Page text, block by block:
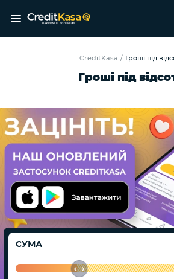
CreditKasa / Гроші під
Гроші під
СУМА